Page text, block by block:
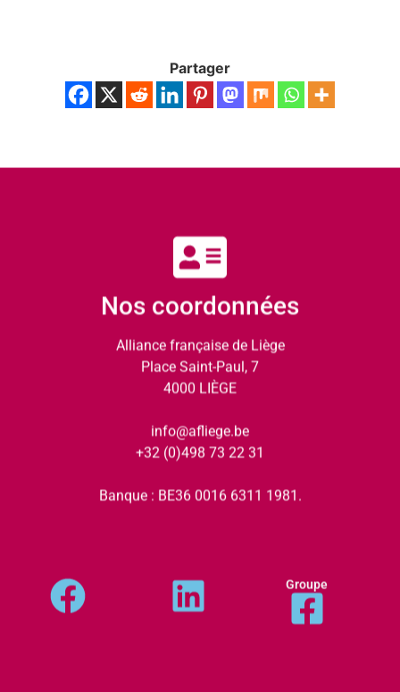
Partager
Nos coordonnées
Alliance française de Liège
Place Saint-Paul, 7
4000 LIÈGE
info@afliege.be
+32 (0)498 73 22 31
Banque : BE36 0016 6311 1981.
Groupe